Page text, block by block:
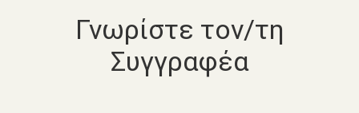
Γνωρίστε τον/τη
Συγγραφέα